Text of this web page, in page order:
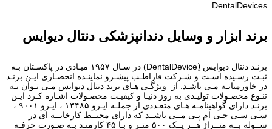
DentalDevices
برند ابزار و وسایل دندانپزشکی دنتال دیوایس
برنـد دنتال دیوایس (ِDentalDevice) در سـال ۱۹۵۷ میـادی در پاکسـتان بـه
ثبـت رسـیده اسـت و شـرکت فاراطـب پیشـرو نماینـده انحصـاری ایـن برنـد
در خاورمیانـه مـی باشـد. از ویژگـی هـای برند دنتال دیوایس مـی تـوان بـه
تنـوع محصـولات تولیـدی به روز دنیـا و کیفیـت محصـولات اشـاره کـرد ایـن
برنـد دارای گواهینامـه هـای متعـددی از جملـه ایـزو ۱۳۴۸۵ ، ایـزو ۹۰۰۱ ،
سـی سـی جـی ام پـی مــی باشــد که دارای محیــط کارخانــه ای در
ســوله بــه متــراژ هــر یــک ۵۰۰ متـر و بـا ۴۵ کارمنـد بـه صـورت حرفـه